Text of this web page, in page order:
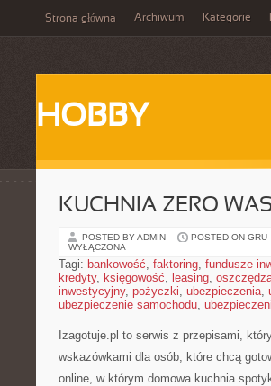
Strona główna Archiwum Kategorie
HOBBY
KUCHNIA ZERO
POSTED BY ADMIN POSTED ON GRU
WYŁĄCZONA
Tagi: bankowość, faktoring, fundusze
kredyty, księgowość, leasing,
inwestycyjny, pożyczki, ubezpieczenia,
ubezpieczenie samochodu,
Izagotuje.pl to serwis z przepisami,
wskazówkami dla osób, które chcą
online, w którym domowa kuchnia